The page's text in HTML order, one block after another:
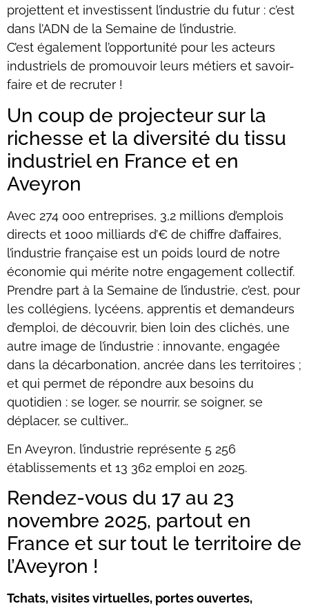
projettent et investissent l’industrie du futur : c’est
dans l’ADN de la Semaine de l’industrie.
C’est également l’opportunité pour les acteurs
industriels de promouvoir leurs métiers et savoir-
faire et de recruter !
Un coup de projecteur sur la
richesse et la diversité du tissu
industriel en France et en
Aveyron
Avec 274 000 entreprises, 3,2 millions d’emplois
directs et 1000 milliards d’€ de chiffre d’affaires,
l’industrie française est un poids lourd de notre
économie qui mérite notre engagement collectif.
Prendre part à la Semaine de l’industrie, c’est, pour
les collégiens, lycéens, apprentis et demandeurs
d’emploi, de découvrir, bien loin des clichés, une
autre image de l’industrie : innovante, engagée
dans la décarbonation, ancrée dans les territoires ;
et qui permet de répondre aux besoins du
quotidien : se loger, se nourrir, se soigner, se
déplacer, se cultiver…
En Aveyron, l’industrie représente 5 256
établissements et 13 362 emploi en 2025.
Rendez-vous du 17 au 23
novembre 2025, partout en
France et sur tout le territoire de
l’Aveyron !
Tchats, visites virtuelles, portes ouvertes,